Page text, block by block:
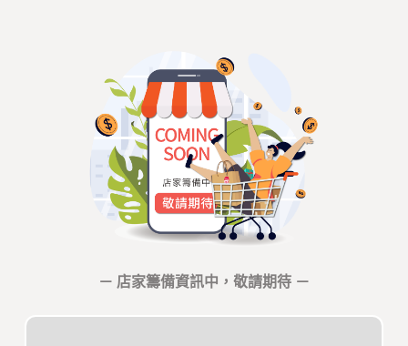
－ 店家籌備資訊中，敬請期待 －